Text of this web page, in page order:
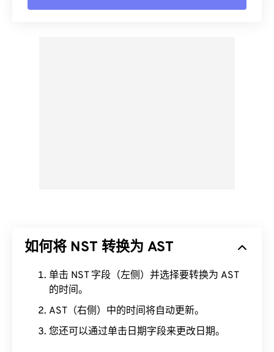
如何将 NST 转换为 AST
单击 NST 字段（左侧）并选择要转换为 AST
的时间。
AST（右侧）中的时间将自动更新。
您还可以通过单击日期字段来更改日期。